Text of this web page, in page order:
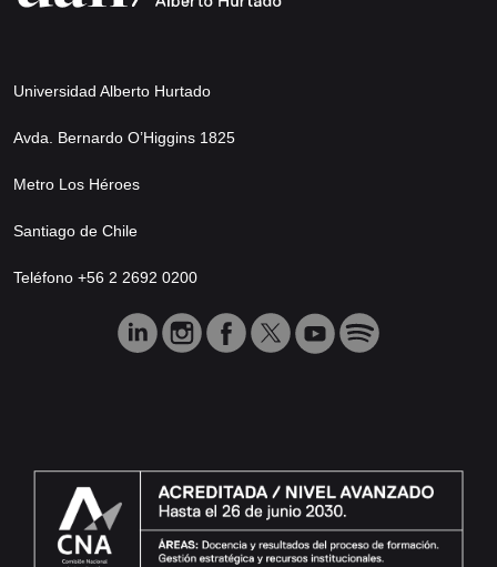
Universidad Alberto Hurtado
Avda. Bernardo O’Higgins 1825
Metro Los Héroes
Santiago de Chile
Teléfono +56 2 2692 0200